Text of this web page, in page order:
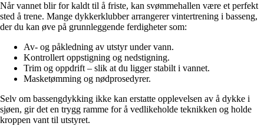
Når vannet blir for kaldt til å friste, kan svømmehallen være et perfekt
sted å trene. Mange dykkerklubber arrangerer vintertrening i basseng,
der du kan øve på grunnleggende ferdigheter som:
Av- og påkledning av utstyr under vann.
Kontrollert oppstigning og nedstigning.
Trim og oppdrift – slik at du ligger stabilt i vannet.
Masketømming og nødprosedyrer.
Selv om bassengdykking ikke kan erstatte opplevelsen av å dykke i
sjøen, gir det en trygg ramme for å vedlikeholde teknikken og holde
kroppen vant til utstyret.